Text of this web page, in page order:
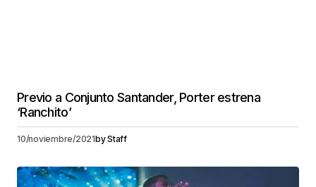
Previo a Conjunto Santander, Porter estrena
‘Ranchito’
10/noviembre/2021byStaff